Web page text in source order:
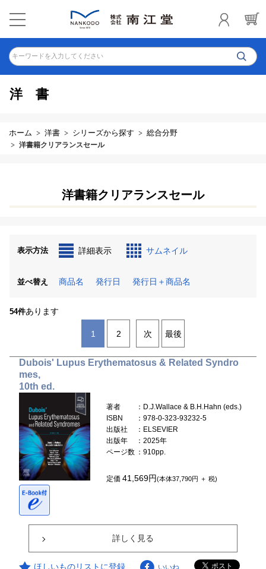
キーワードを入力してください
洋書
ホーム 洋書 シリーズから探す 総合分野
洋書籍クリアランスセール
洋書籍クリアランスセール
表示方法 詳細表示 サムネイル
並べ替え 商品名 発行日 発行日＋商品名
54件あります
1 2 次 最後
Dubois' Lupus Erythematosus & Related Syndro
mes,
10th ed.
著者
：D.J.Wallace & B.H.Hahn (eds.)
ISBN
：978-0-323-93232-5
出版社
：ELSEVIER
出版年
：2025年
ページ数 ：910pp.
定価41,569円(本体37,790円 ＋ 税)
詳しく見る
ほしいものリストに登録 いいね